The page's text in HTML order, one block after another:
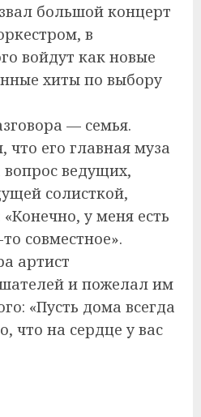
большой концерт
в
войдут как новые
хиты по выбору
— семья.
его главная муза
ведущих,
солисткой,
у меня есть
совместное».
артист
и пожелал им
«Пусть дома всегда
что на сердце у вас